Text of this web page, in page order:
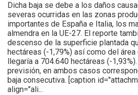
Dicha baja se debe a los daños
severas ocurridas en las zonas
importantes de España e Italia, los
almendra en la UE-27. El reporte
descenso de la superficie plantada
hectáreas (-1,79%) así como del
llegaría a 704.640 hectáreas (-
previsión, en ambos casos
baja consecutiva. [caption
align="ali...